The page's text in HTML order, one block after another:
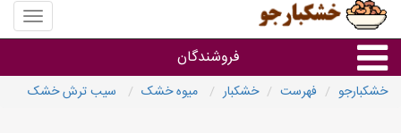
منوی
سایت
فروشندگان
خشکبارجو فهرست خشکبار میوه خشک سیب ترش خشک